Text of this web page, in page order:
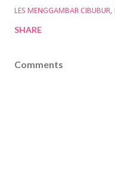
LES MENGGAMBAR CIBUBUR
SHARE
Comments